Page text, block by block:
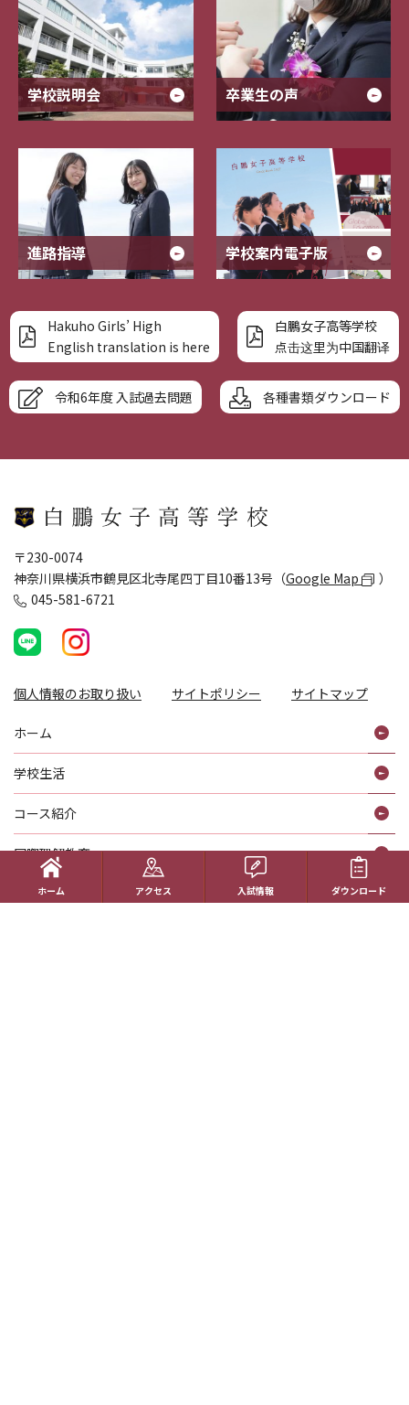
学校説明会 卒業生の声
進路指導 学校案内電子版
Hakuho Girls’ High
English translation is here
白鵬女子高等学校
点击这里为中国翻译
令和6年度 入試過去問題 各種書類ダウンロード
〒230-0074
神奈川県横浜市鶴見区北寺尾四丁目10番13号（Google Map
）
045-581-6721
個人情報のお取り扱い サイトポリシー サイトマップ
ホーム
学校生活
コース紹介
国際理解教育
進路指導
ホーム アクセス 入試情報 ダウンロード